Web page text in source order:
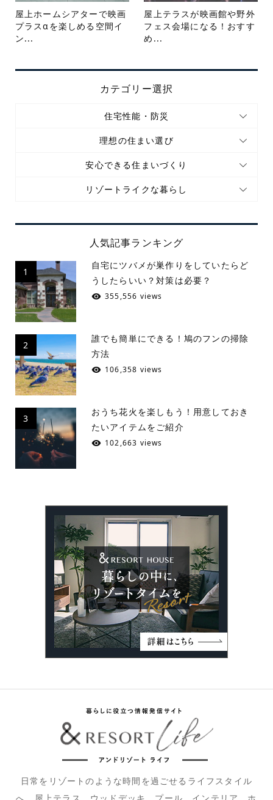
屋上ホームシアターで映画
プラスαを楽しめる空間イ
ン...
屋上テラスが映画館や野外
フェス会場になる！おすす
め...
カテゴリー選択
住宅性能・防災
理想の住まい選び
安心できる住まいづくり
リゾートライクな暮らし
人気記事ランキング
1
自宅にツバメが巣作りをしていたらど
うしたらいい？対策は必要？
355,556 views
2
誰でも簡単にできる！鳩のフンの掃除
方法
106,358 views
3
おうち花火を楽しもう！用意しておき
たいアイテムをご紹介
102,663 views
日常をリゾートのような時間を過ごせるライフスタイル